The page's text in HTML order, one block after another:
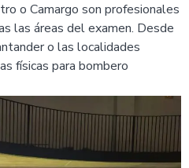
o Camargo son profesionales
las áreas del examen. Desde
o las localidades
físicas para bombero